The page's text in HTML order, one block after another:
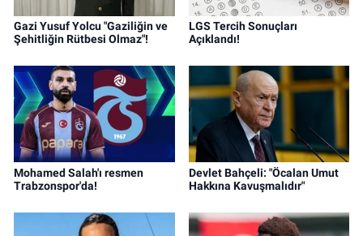
Gazi Yusuf Yolcu "Gaziliğin ve
Şehitliğin Rütbesi Olmaz"!
LGS Tercih Sonuçları
Açıklandı!
Mohamed Salah'ı resmen
Trabzonspor'da!
Devlet Bahçeli: "Öcalan Umut
Hakkına Kavuşmalıdır"